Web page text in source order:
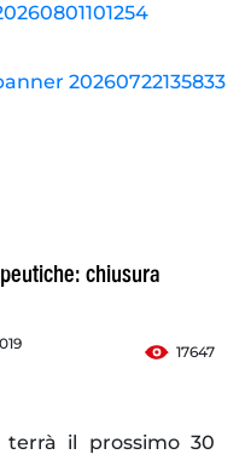
chiusura
17647
terrà il prossimo 30